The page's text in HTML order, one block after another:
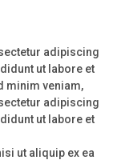
adipiscing
ut labore et
minim veniam,
adipiscing
ut labore et
ut aliquip ex ea